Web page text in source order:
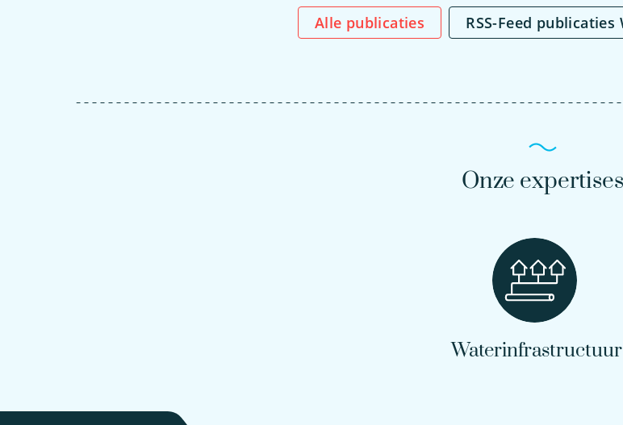
Alle publicaties RSS-Feed
Onze expertises
Waterinfrastructuur